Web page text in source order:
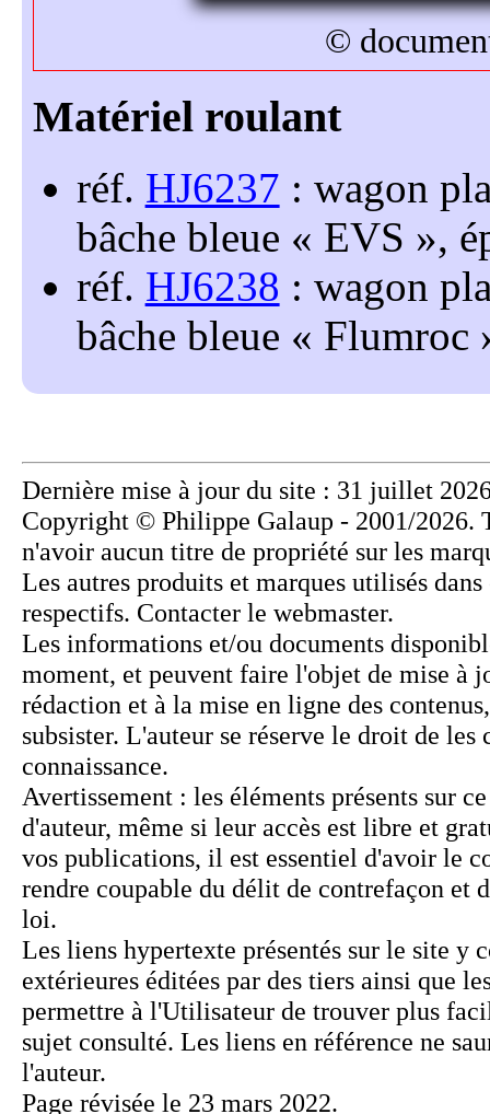
©
réf. HJ6237 : wagon
bâche bleue
EVS
,
réf. HJ6238 : wagon
bâche bleue
Flumroc
Page révisée le 23 mars 2022.